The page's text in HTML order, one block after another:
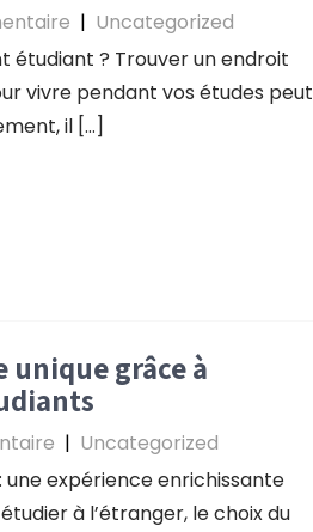
| Uncategorized
étudiant ? Trouver un endroit
vivre pendant vos études peut
il […]
unique grâce à
| Uncategorized
une expérience enrichissante
à l’étranger, le choix du